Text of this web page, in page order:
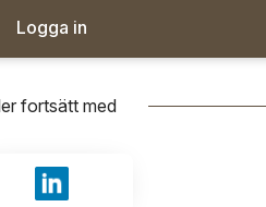
Logga in
fortsätt med
Logga in med LinkedIn